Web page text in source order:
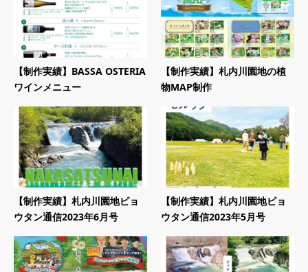
【制作実績】BASSA OSTERIA
ワインメニュー
【制作実績】札内川園地の植
物MAP制作
【制作実績】札内川園地ピョ
ウタン通信2023年6月号
【制作実績】札内川園地ピョ
ウタン通信2023年5月号